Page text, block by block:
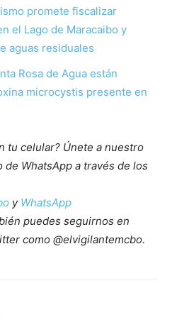
promete fiscalizar
el Lago de Maracaibo y
aguas residuales
Rosa de Agua están
microcystis presente en
tu celular? Únete a nuestro
WhatsApp a través de los
y WhatsApp
puedes seguirnos en
como @elvigilantemcbo.